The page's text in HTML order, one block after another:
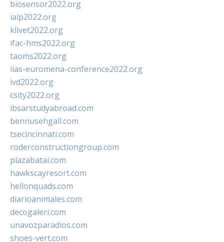
biosensor2022.org
ialp2022.org
klivet2022.org
ifac-hms2022.org
taoms2022.org
iias-euromena-conference2022.org
ivd2022.org
csity2022.org
ibsarstudyabroad.com
bennusehgall.com
tsecincinnati.com
roderconstructiongroup.com
plazabatai.com
hawkscayresort.com
hellonquads.com
diarioanimales.com
decogaleri.com
unavozparadios.com
shoes-vert.com